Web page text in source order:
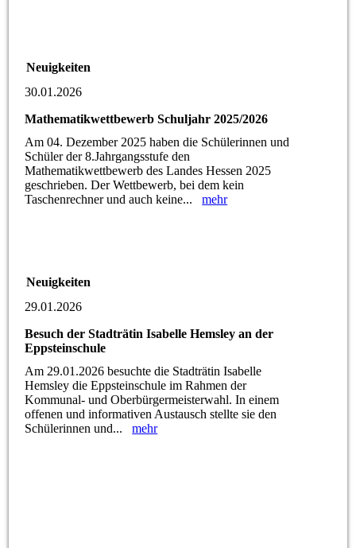
Neuigkeiten
30.01.2026
Mathematikwettbewerb Schuljahr 2025/2026
Am 04. Dezember 2025 haben die Schülerinnen und
Schüler der 8.Jahrgangsstufe den
Mathematikwettbewerb des Landes Hessen 2025
geschrieben. Der Wettbewerb, bei dem kein
Taschenrechner und auch keine...mehr
Neuigkeiten
29.01.2026
Besuch der Stadträtin Isabelle Hemsley an der
Eppsteinschule
Am 29.01.2026 besuchte die Stadträtin Isabelle
Hemsley die Eppsteinschule im Rahmen der
Kommunal- und Oberbürgermeisterwahl. In einem
offenen und informativen Austausch stellte sie den
Schülerinnen und...mehr